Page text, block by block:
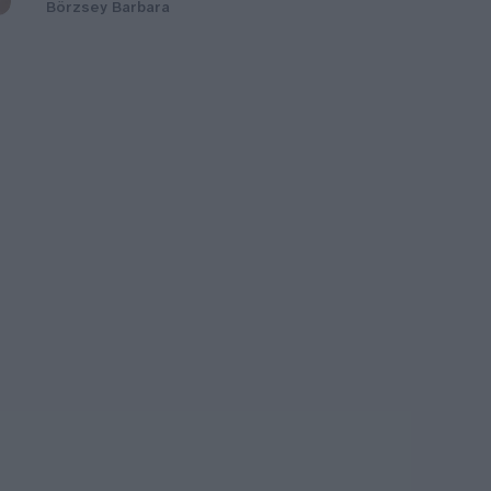
Börzsey Barbara